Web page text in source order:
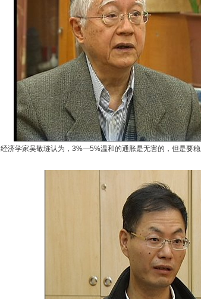
经济学家吴敬琏认为，3%—5%温和的通胀是无害的，但是要稳